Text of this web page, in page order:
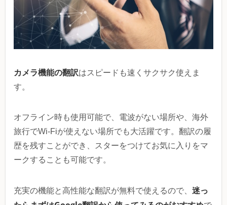
カメラ機能の翻訳はスピードも速くサクサク使えま
す。
オフライン時も使用可能で、電波がない場所や、海外
旅行でWi-Fiが使えない場所でも大活躍です。翻訳の履
歴を残すことができ、スターをつけてお気に入りをマ
ークすることも可能です。
充実の機能と高性能な翻訳が無料で使えるので、 迷っ